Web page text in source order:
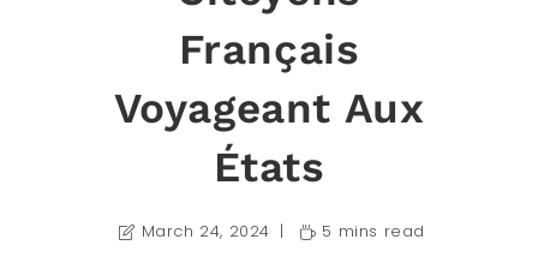
Français
Voyageant Aux
États
March 24, 2024 5 mins read